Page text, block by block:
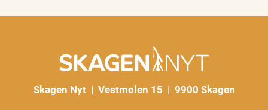
Skagen Nyt | Vestmolen 15 | 9900 Skagen